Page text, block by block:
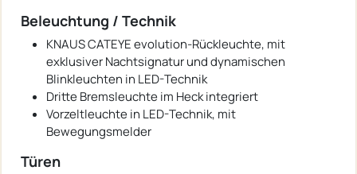
Beleuchtung / Technik
KNAUS CATEYE evolution-Rückleuchte, mit
exklusiver Nachtsignatur und dynamischen
Blinkleuchten in LED-Technik
Dritte Bremsleuchte im Heck integriert
Vorzeltleuchte in LED-Technik, mit
Bewegungsmelder
Türen